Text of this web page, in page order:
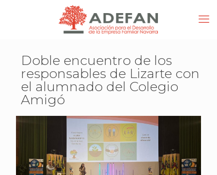
Doble encuentro de los
responsables de Lizarte con
el alumnado del Colegio
Amigó